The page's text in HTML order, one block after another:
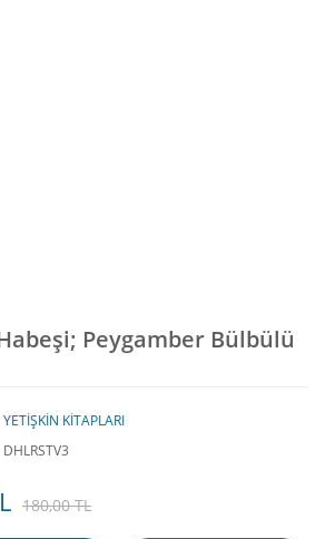
Peygamber Bülbülü
YETİŞKİN KİTAPLARI
DHLRSTV3
180,00 TL